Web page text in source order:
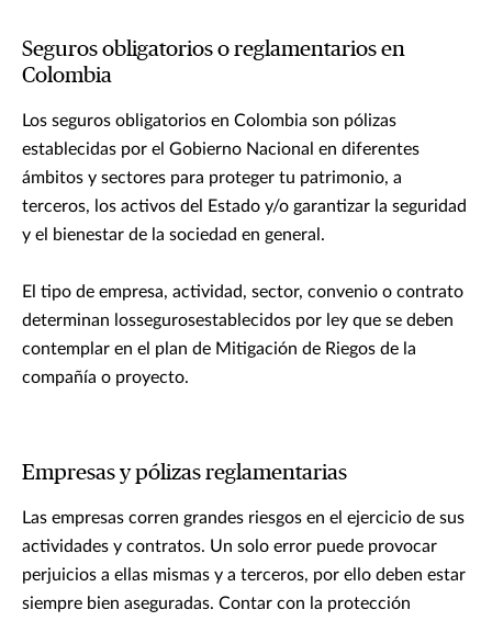
Seguros obligatorios o reglamentarios en
Colombia
Los seguros obligatorios en Colombia son pólizas
establecidas por el Gobierno Nacional en diferentes
ámbitos y sectores para proteger tu patrimonio, a
terceros, los activos del Estado y/o garantizar la seguridad
y el bienestar de la sociedad en general.
El tipo de empresa, actividad, sector, convenio o contrato
determinan lossegurosestablecidos por ley que se deben
contemplar en el plan de Mitigación de Riegos de la
compañía o proyecto.
Empresas y pólizas reglamentarias
Las empresas corren grandes riesgos en el ejercicio de sus
actividades y contratos. Un solo error puede provocar
perjuicios a ellas mismas y a terceros, por ello deben estar
siempre bien aseguradas. Contar con la protección